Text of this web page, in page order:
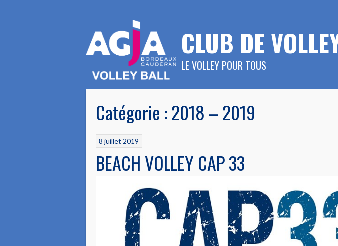
CLUB DE
LE VOLLEY POUR TOUS
Catégorie :2018 – 2019
8 juillet 2019
BEACH VOLLEY CAP 33